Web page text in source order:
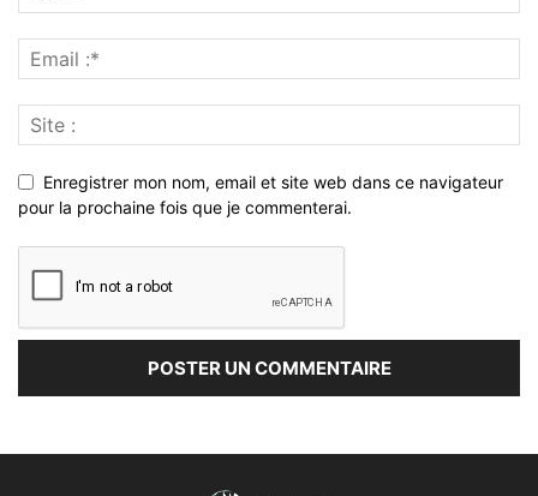
Enregistrer mon nom, email et site web dans ce navigateur
pour la prochaine fois que je commenterai.